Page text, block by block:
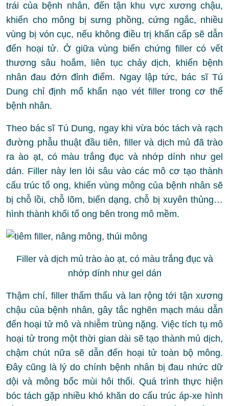
trái của bệnh nhân, đến tận khu vực xương chậu,
khiến cho mông bị sưng phồng, cứng ngắc, nhiều
vùng bị vón cục, nếu không điều trị khẩn cấp sẽ dẫn
đến hoại tử. Ở giữa vùng biến chứng filler có vết
thương sâu hoắm, liên tục chảy dịch, khiến bệnh
nhân đau đớn đỉnh điểm. Ngay lập tức, bác sĩ Tú
Dung chỉ định mổ khẩn nạo vét filler trong cơ thể
bệnh nhân.
Theo bác sĩ Tú Dung, ngay khi vừa bóc tách và rạch
đường phẫu thuật đầu tiên, filler và dịch mủ đã trào
ra ào ạt, có màu trắng đục và nhớp dính như gel
dán. Filler này len lỏi sâu vào các mô cơ tạo thành
cấu trúc tổ ong, khiến vùng mông của bệnh nhân sẽ
bị chỗ lồi, chỗ lõm, biến dạng, chỗ bị xuyên thủng…
hình thành khối tổ ong bên trong mô mềm.
Filler và dịch mủ trào ào ạt, có màu trắng đục và
nhớp dính như gel dán
Thậm chí, filler thẩm thấu và lan rộng tới tận xương
chậu của bệnh nhân, gây tắc nghẽn mạch máu dẫn
đến hoại tử mô và nhiễm trùng nặng. Việc tích tụ mô
hoại tử trong một thời gian dài sẽ tạo thành mủ dịch,
chậm chút nữa sẽ dẫn đến hoại tử toàn bộ mông.
Đây cũng là lý do chính bệnh nhân bị đau nhức dữ
dội và mông bốc mùi hôi thối. Quá trình thực hiện
bóc tách gặp nhiều khó khăn do cấu trúc áp-xe hình